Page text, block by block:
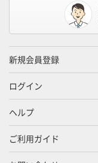
新規会員登録
ログイン
ヘルプ
ご利用ガイド